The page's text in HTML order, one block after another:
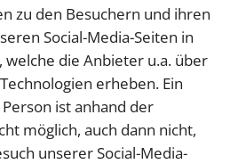
zu den Besuchern und ihren
Social-Media-Seiten in
welche die Anbieter u.a. über
erheben. Ein
ist anhand der
möglich, auch dann nicht,
unserer Social-Media-